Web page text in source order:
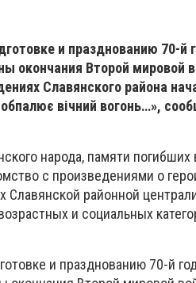
и празднованию 70-
окончания Второй мировой
Славянского района
вічний вогонь…»,
народа, памяти
с произведениями о
районной
и социальных
и празднованию 70-й